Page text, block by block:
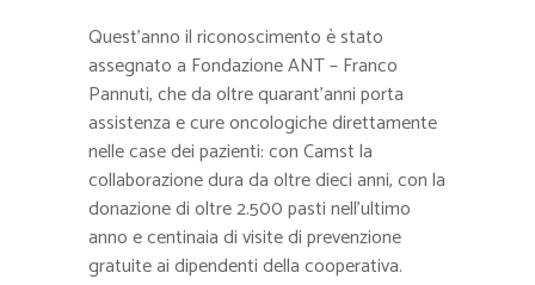
Quest’anno il riconoscimento è stato
assegnato a Fondazione ANT – Franco
Pannuti, che da oltre quarant’anni porta
assistenza e cure oncologiche direttamente
nelle case dei pazienti: con Camst la
collaborazione dura da oltre dieci anni, con la
donazione di oltre 2.500 pasti nell’ultimo
anno e centinaia di visite di prevenzione
gratuite ai dipendenti della cooperativa.